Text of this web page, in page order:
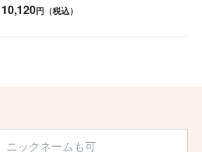
10,120円（税込）